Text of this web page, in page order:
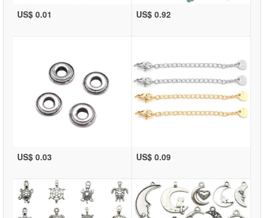
US$ 0.01 US$ 0.92
US$ 0.03 US$ 0.09